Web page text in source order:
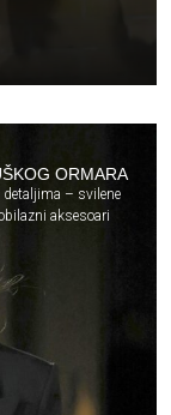
ORMARA
detaljima – svilene
aksesoari